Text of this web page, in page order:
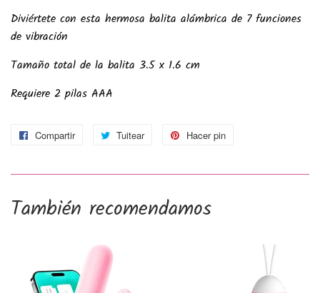
Diviértete con esta hermosa balita alámbrica de 7 funciones
de vibración
Tamaño total de la balita 3.5 x 1.6 cm
Requiere 2 pilas AAA
Compartir
Compartir
Facebook
Tuitear
Tuitear
Twitter
Hacer pin
Pinterest
También recomendamos